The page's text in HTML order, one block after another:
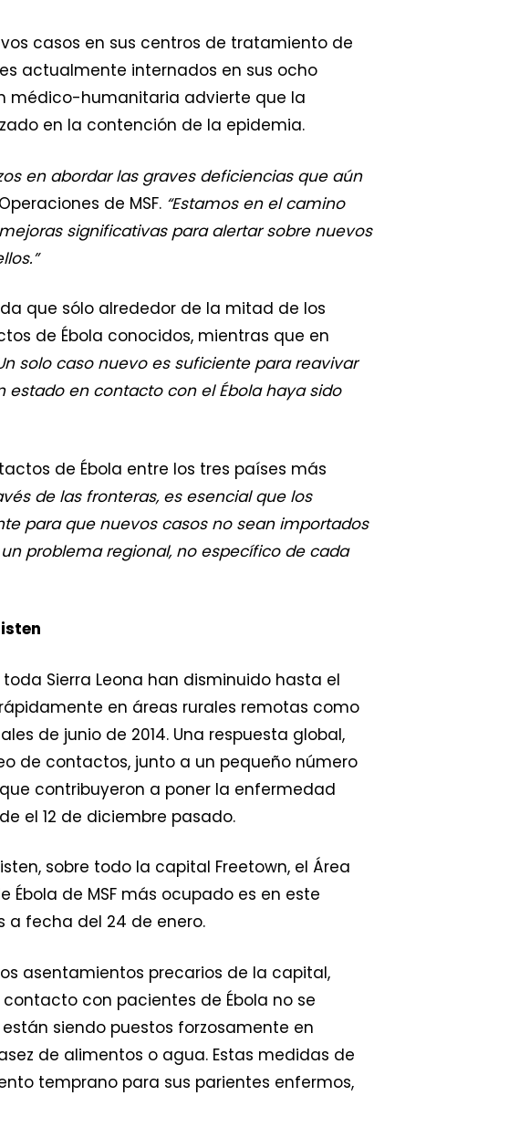
casos en sus centros de tratamiento de
actualmente internados en sus ocho
médico-humanitaria advierte que la
en la contención de la epidemia.
en abordar las graves deficiencias que aún
de MSF. “Estamos en el camino
significativas para alertar sobre nuevos
que sólo alrededor de la mitad de los
de Ébola conocidos, mientras que en
solo caso nuevo es suficiente para reavivar
estado en contacto con el Ébola haya sido
de Ébola entre los tres países más
de las fronteras, es esencial que los
para que nuevos casos no sean importados
un problema regional, no específico de cada
Sierra Leona han disminuido hasta el
en áreas rurales remotas como
de junio de 2014. Una respuesta global,
de contactos, junto a un pequeño número
contribuyeron a poner la enfermedad
el 12 de diciembre pasado.
sobre todo la capital Freetown, el Área
Ébola de MSF más ocupado es en este
a fecha del 24 de enero.
asentamientos precarios de la capital,
con pacientes de Ébola no se
siendo puestos forzosamente en
de alimentos o agua. Estas medidas de
temprano para sus parientes enfermos,